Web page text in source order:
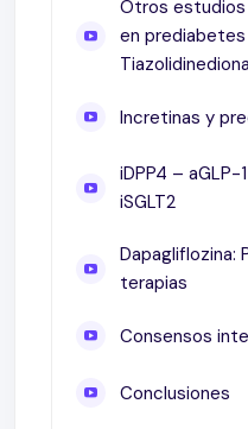
Otros
en
Incretinas y
iDPP4 –
iSGLT2
Dapagliflozina:
terapias
Consensos
Conclusiones